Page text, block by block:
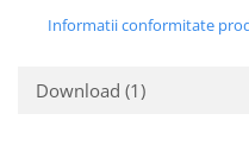
Informatii conformitate
Download (1)